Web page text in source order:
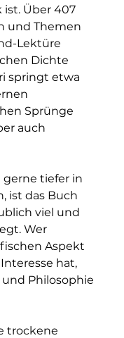
ist. Über 407
und Themen
Lektüre
Dichte
springt etwa
Sprünge
auch
gerne tiefer in
ist das Buch
viel und
Wer
Aspekt
hat,
Philosophie
trockene